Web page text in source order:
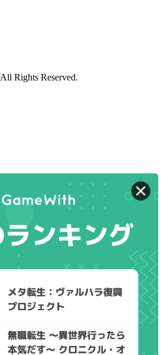
All Rights Reserved.